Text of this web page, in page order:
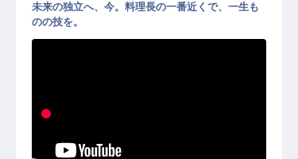
OK／希望休・連休可
未来の独立へ、今。料理長の一番近くで、一生も
のの技を。